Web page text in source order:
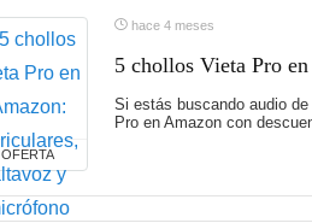
OFERTA
hace 4 meses
5 chollos Vieta Pro
Si estás buscando audio
Pro en Amazon con